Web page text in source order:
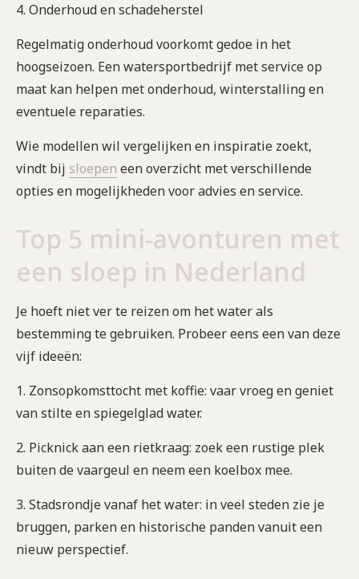
4. Onderhoud en schadeherstel
Regelmatig onderhoud voorkomt gedoe in het
hoogseizoen. Een watersportbedrijf met service op
maat kan helpen met onderhoud, winterstalling en
eventuele reparaties.
Wie modellen wil vergelijken en inspiratie zoekt,
vindt bij sloepen een overzicht met verschillende
opties en mogelijkheden voor advies en service.
Top 5 mini-avonturen met
een sloep in Nederland
Je hoeft niet ver te reizen om het water als
bestemming te gebruiken. Probeer eens een van deze
vijf ideeën:
1. Zonsopkomsttocht met koffie: vaar vroeg en geniet
van stilte en spiegelglad water.
2. Picknick aan een rietkraag: zoek een rustige plek
buiten de vaargeul en neem een koelbox mee.
3. Stadsrondje vanaf het water: in veel steden zie je
bruggen, parken en historische panden vanuit een
nieuw perspectief.